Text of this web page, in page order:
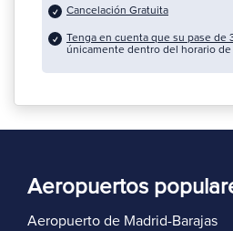
Cancelación Gratuita
Tenga en cuenta que su pase de
únicamente dentro del horario
Aeropuertos
Aeropuerto de Madrid-Barajas